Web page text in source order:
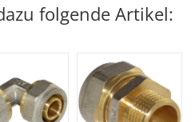
folgende Artikel: